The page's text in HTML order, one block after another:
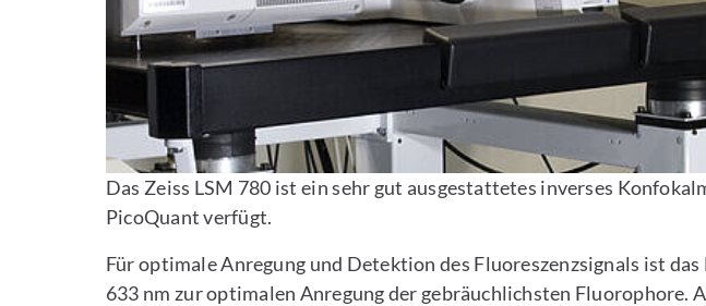
Das Zeiss LSM 780 ist ein sehr gut ausgestattetes inverses
PicoQuant verfügt.
Für optimale Anregung und Detektion des Fluoreszenzsignals ist
633 nm zur optimalen Anregung der gebräuchlichsten